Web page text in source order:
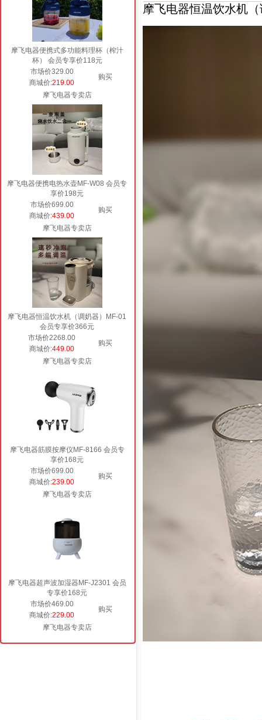
摩飞电器便携式多功能料理杯（榨汁
杯） 会员专享价118元
市场价329.00
购买
商城价:219.00
摩飞电器专卖店
摩飞电器便携电热水壶MF-W08 会员专
享价198元
市场价699.00
购买
商城价:439.00
摩飞电器专卖店
摩飞电器恒温饮水机（调奶器）MF-01
会员专享价366元
市场价2268.00
购买
商城价:449.00
摩飞电器专卖店
摩飞电器筋膜按摩仪MF-8166 会员专
享价168元
市场价699.00
购买
商城价:239.00
摩飞电器专卖店
摩飞电器超声波加湿器MF-J2301 会员
专享价168元
市场价469.00
购买
商城价:229.00
摩飞电器专卖店
摩飞电器恒温饮水机